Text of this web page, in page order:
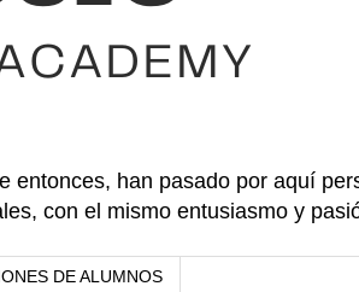
entonces, han pasado por aquí
con el mismo entusiasmo y
DE ALUMNOS